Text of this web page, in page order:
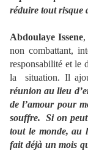
réduire tout risque
Abdoulaye Issene,
non combattant,
responsabilité et le
la situation. Il
réunion au lieu
de l’amour pour
souffre. Si on peut
tout le monde, au
fait déjà un mois